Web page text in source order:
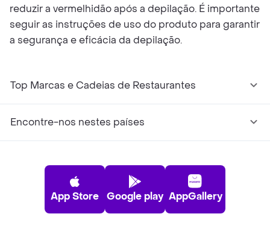
reduzir a vermelhidão após a depilação. É importante
seguir as instruções de uso do produto para garantir
a segurança e eficácia da depilação.
Top Marcas e Cadeias de Restaurantes
Encontre-nos nestes países
App Store Google play AppGallery